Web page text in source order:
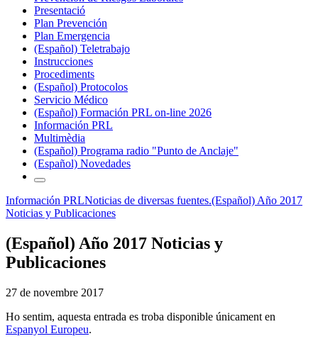
Presentació
Plan Prevención
Plan Emergencia
(Español) Teletrabajo
Instrucciones
Procediments
(Español) Protocolos
Servicio Médico
(Español) Formación PRL on-line 2026
Información PRL
Multimèdia
(Español) Programa radio "Punto de Anclaje"
(Español) Novedades
Información PRLNoticias de diversas fuentes.(Español) Año 2017
Noticias y Publicaciones
(Español) Año 2017 Noticias y
Publicaciones
27 de novembre 2017
Ho sentim, aquesta entrada es troba disponible únicament en
Espanyol Europeu.